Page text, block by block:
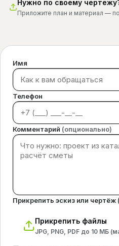
Нужно по своему
Приложите план и материал —
Имя
Телефон
Комментарий (опционально)
Прикрепить эскиз или чертёж
Прикрепить файлы
JPG, PNG, PDF до 10 МБ